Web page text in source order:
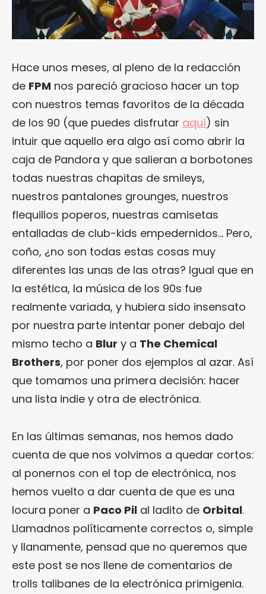
Hace unos meses, al pleno de la redacción
de FPM nos pareció gracioso hacer un top
con nuestros temas favoritos de la década
de los 90 (que puedes disfrutar aquí) sin
intuir que aquello era algo así como abrir la
caja de Pandora y que salieran a borbotones
todas nuestras chapitas de smileys,
nuestros pantalones grounges, nuestros
flequillos poperos, nuestras camisetas
entalladas de club-kids empedernidos… Pero,
coño, ¿no son todas estas cosas muy
diferentes las unas de las otras? Igual que en
la estética, la música de los 90s fue
realmente variada, y hubiera sido insensato
por nuestra parte intentar poner debajo del
mismo techo a Blur y a The Chemical
Brothers, por poner dos ejemplos al azar. Así
que tomamos una primera decisión: hacer
una lista indie y otra de electrónica.
En las últimas semanas, nos hemos dado
cuenta de que nos volvimos a quedar cortos:
al ponernos con el top de electrónica, nos
hemos vuelto a dar cuenta de que es una
locura poner a Paco Pil al ladito de Orbital.
Llamadnos políticamente correctos o, simple
y llanamente, pensad que no queremos que
este post se nos llene de comentarios de
trolls talibanes de la electrónica primigenia.